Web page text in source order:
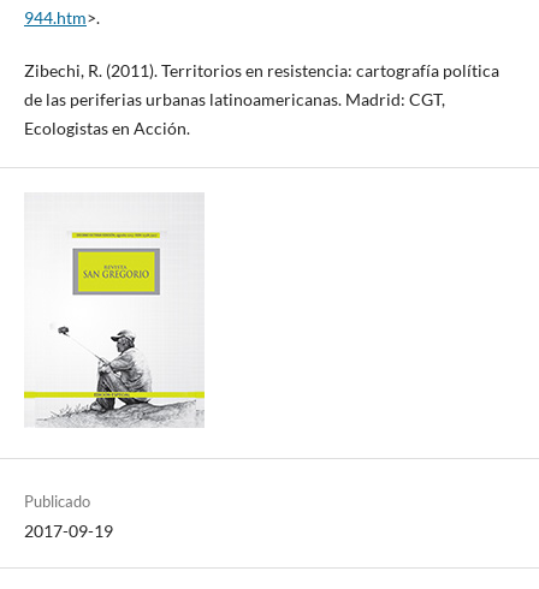
944.htm>.
Zibechi, R. (2011). Territorios en resistencia: cartografía política
de las periferias urbanas latinoamericanas. Madrid: CGT,
Ecologistas en Acción.
Publicado
2017-09-19